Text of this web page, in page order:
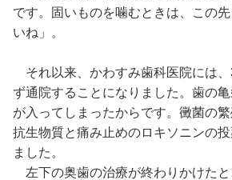
です。固いものを噛むときは、この
いね」。
それ以来、かわすみ歯科医院には、
ず通院することになりました。歯の
が入ってしまったからです。黴菌の繁
抗生物質と痛み止めのロキソニンの
ました。
左下の奥歯の治療が終わりかけた